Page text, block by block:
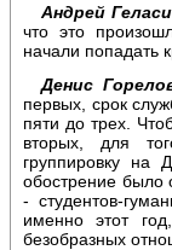
Андрей
что это
начали попадать
Денис
первых, срок
пяти до трех.
вторых, для
группировку на
обострение было
- студентов-
именно этот
безобразных